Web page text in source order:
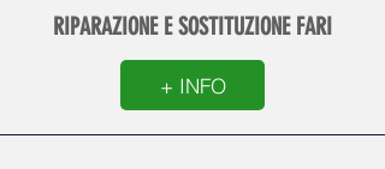
RIPARAZIONE E SOSTITUZIONE FARI
+ INFO